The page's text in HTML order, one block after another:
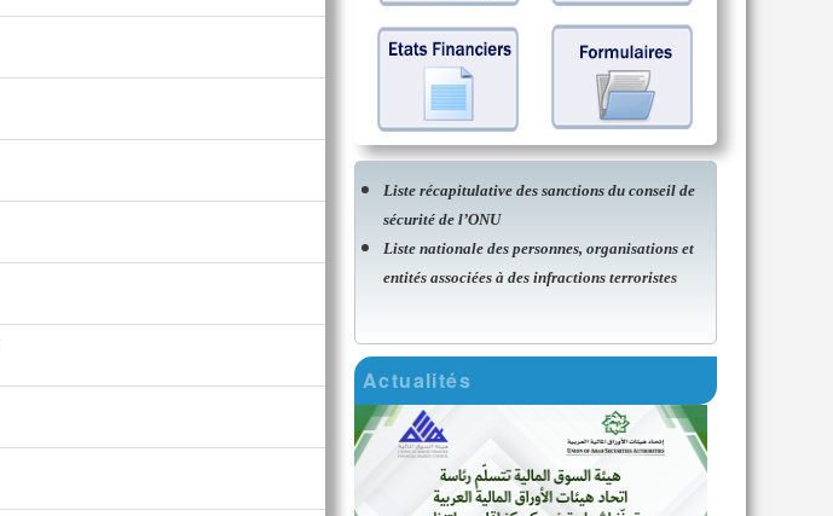
Liste récapitulative des sanctions du conseil de
sécurité de l’ONU
Liste nationale des personnes, organisations et
entités associées à des infractions terroristes
Actualités